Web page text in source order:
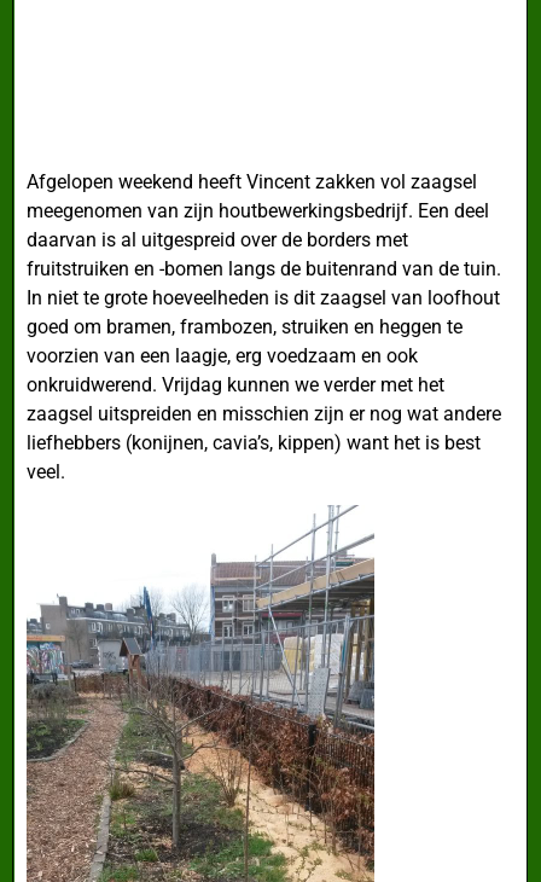
Afgelopen weekend heeft Vincent zakken vol zaagsel
meegenomen van zijn houtbewerkingsbedrijf. Een deel
daarvan is al uitgespreid over de borders met
fruitstruiken en -bomen langs de buitenrand van de tuin.
In niet te grote hoeveelheden is dit zaagsel van loofhout
goed om bramen, frambozen, struiken en heggen te
voorzien van een laagje, erg voedzaam en ook
onkruidwerend. Vrijdag kunnen we verder met het
zaagsel uitspreiden en misschien zijn er nog wat andere
liefhebbers (konijnen, cavia’s, kippen) want het is best
veel.